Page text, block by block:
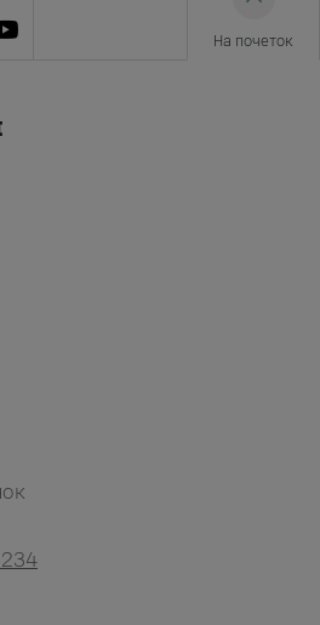
На почеток